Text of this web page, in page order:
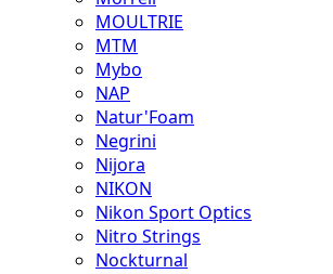
MOULTRIE
MTM
Mybo
NAP
Natur'Foam
Negrini
Nijora
NIKON
Nikon Sport Optics
Nitro Strings
Nockturnal